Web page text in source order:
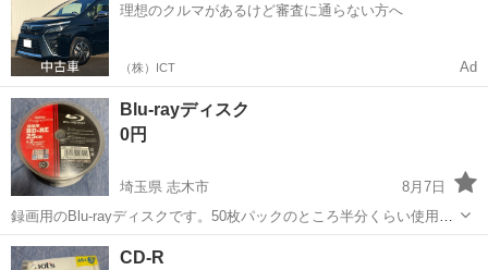
理想のクルマがあるけど審査に通らない方へ
（株）ICT Ad
Blu-rayディスク
0円
埼玉県 志木市
8月7日
録画用のBlu-rayディスクです。50枚パックのところ半分くらい使用し
たので25枚前後残っています。長期間保管していたので表面は埃を被
っていたり多少の汚れはありますが、中身は未使用です。
埼玉 志木市
CD-R